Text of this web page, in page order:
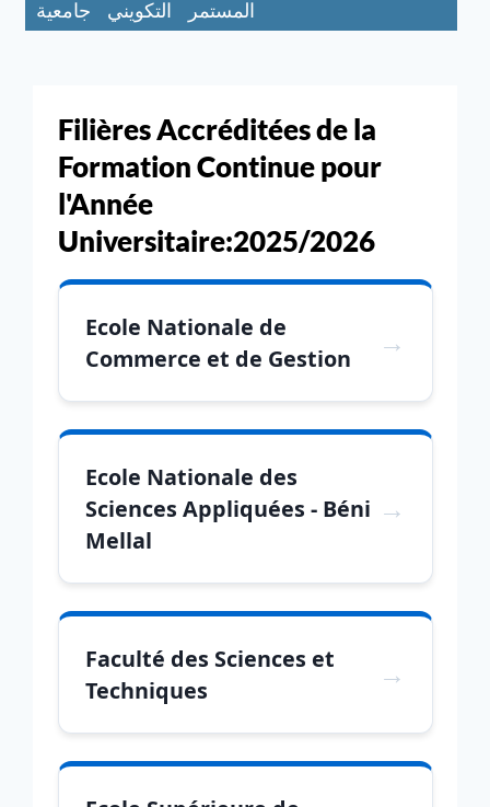
المستمر
التكويني
جامعية
Filières Accréditées de la
Formation Continue pour
l'Année
Universitaire:2025/2026
Ecole Nationale de
Commerce et de Gestion
Ecole Nationale des
Sciences Appliquées - Béni
Mellal
Faculté des Sciences et
Techniques